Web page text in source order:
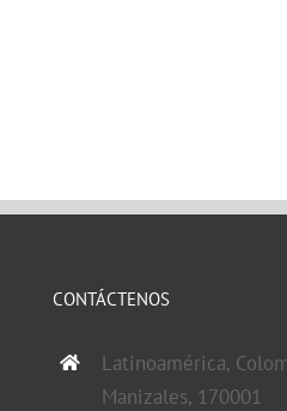
CONTÁCTENOS
Latinoamérica,
Manizales, 170001